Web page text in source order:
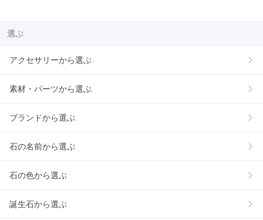
選ぶ
アクセサリーから選ぶ
素材・パーツから選ぶ
ブランドから選ぶ
石の名前から選ぶ
石の色から選ぶ
誕生石から選ぶ